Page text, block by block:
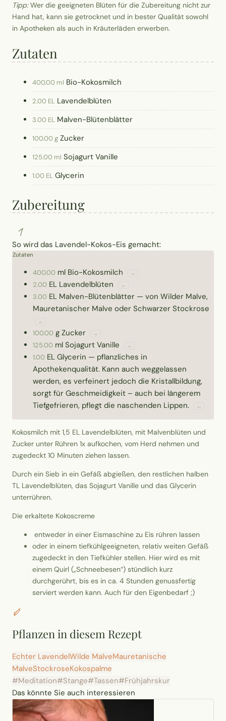
Tipp:Wer die geeigneten Blüten für die Zubereitung nicht zur
Hand hat, kann sie getrocknet und in bester Qualität sowohl
in Apotheken als auch in Kräuterläden erwerben.
Zutaten
400.00 ml Bio-Kokosmilch
2.00 EL Lavendelblüten
3.00 EL Malven-Blütenblätter
100.00 g Zucker
125.00 ml Sojagurt Vanille
1.00 EL Glycerin
Zubereitung
1
So wird das Lavendel-Kokos-Eis gemacht:
Zutaten
400.00 ml Bio-Kokosmilch ↔
2.00 EL Lavendelblüten ↔
3.00 EL Malven-Blütenblätter — von Wilder Malve,
Mauretanischer Malve oder Schwarzer Stockrose
↔
100.00 g Zucker ↔
125.00 ml Sojagurt Vanille ↔
1.00 EL Glycerin — pflanzliches in
Apothekenqualität. Kann auch weggelassen
werden, es verfeinert jedoch die Kristallbildung,
sorgt für Geschmeidigkeit – auch bei längerem
Tiefgefrieren, pflegt die naschenden Lippen.
↔
Kokosmilch mit 1,5 EL Lavendelblüten, mit Malvenblüten und
Zucker unter Rühren 1x aufkochen, vom Herd nehmen und
zugedeckt 10 Minuten ziehen lassen.
Durch ein Sieb in ein Gefäß abgießen, den restlichen halben
TL Lavendelblüten, das Sojagurt Vanille und das Glycerin
unterrühren.
Die erkaltete Kokoscreme
entweder in einer Eismaschine zu Eis rühren lassen
oder in einem tiefkühlgeeigneten, relativ weiten Gefäß
zugedeckt in den Tiefkühler stellen. Hier wird es mit
einem Quirl („Schneebesen“) stündlich kurz
durchgerührt, bis es in ca. 4 Stunden genussfertig
serviert werden kann. Auch für den Eigenbedarf ;)
Pflanzen in diesem Rezept
Echter LavendelWilde MalveMauretanische
MalveStockroseKokospalme
#Meditation#Stange#Tassen#Frühjahrskur
Das könnte Sie auch interessieren